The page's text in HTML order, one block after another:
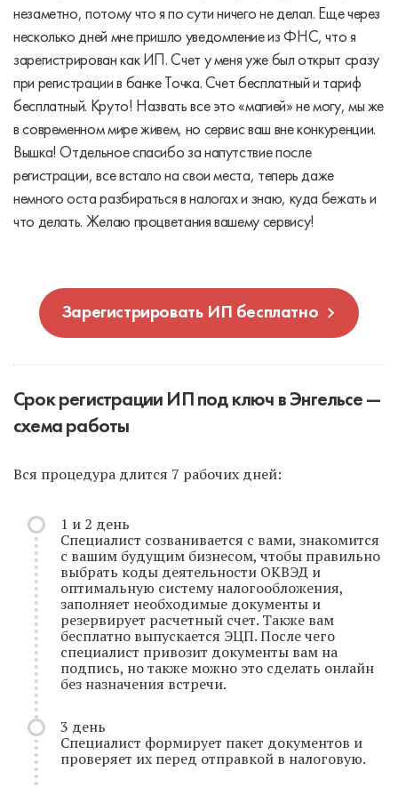
незаметно, потому что я по сути ничего не делал. Еще через
несколько дней мне пришло уведомление из ФНС, что я
зарегистрирован как ИП. Счет у меня уже был открыт сразу
при регистрации в банке Точка. Счет бесплатный и тариф
бесплатный. Круто! Назвать все это «магией» не могу, мы же
в современном мире живем, но сервис ваш вне конкуренции.
Вышка! Отдельное спасибо за напутствие после
регистрации, все встало на свои места, теперь даже
немного оста разбираться в налогах и знаю, куда бежать и
что делать. Желаю процветания вашему сервису!
Зарегистрировать ИП бесплатно
Срок регистрации ИП под ключ в Энгельсе —
схема работы
Вся процедура длится 7 рабочих дней:
1 и 2 день
Специалист созванивается с вами, знакомится
с вашим будущим бизнесом, чтобы правильно
выбрать коды деятельности ОКВЭД и
оптимальную систему налогообложения,
заполняет необходимые документы и
резервирует расчетный счет. Также вам
бесплатно выпускается ЭЦП. После чего
специалист привозит документы вам на
подпись, но также можно это сделать онлайн
без назначения встречи.
3 день
Специалист формирует пакет документов и
проверяет их перед отправкой в налоговую.